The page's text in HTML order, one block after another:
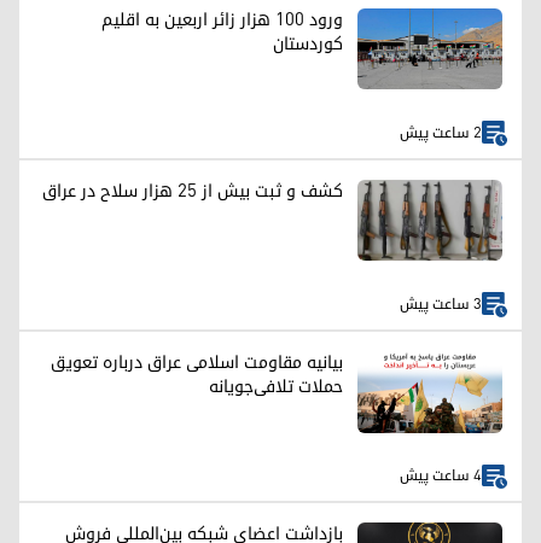
ورود ۱۰۰ هزار زائر اربعین به اقلیم
کوردستان
2 ساعت پیش
کشف و ثبت بیش از ۲۵ هزار سلاح در عراق
3 ساعت پیش
بیانیه مقاومت اسلامی عراق درباره تعویق
حملات تلافی‌جویانه
4 ساعت پیش
بازداشت اعضای شبکه بین‌المللی فروش